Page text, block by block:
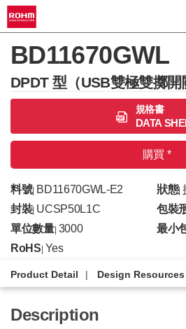
BD11670GWL
DPDT 型（USB雙極雙擲開
規格書
DATA
購買 *
料號| BD11670GWL-E2 狀態|
封裝| UCSP50L1C 包裝
單位數量| 3000 最小
RoHS Yes
Product Detail Design Resources
Description